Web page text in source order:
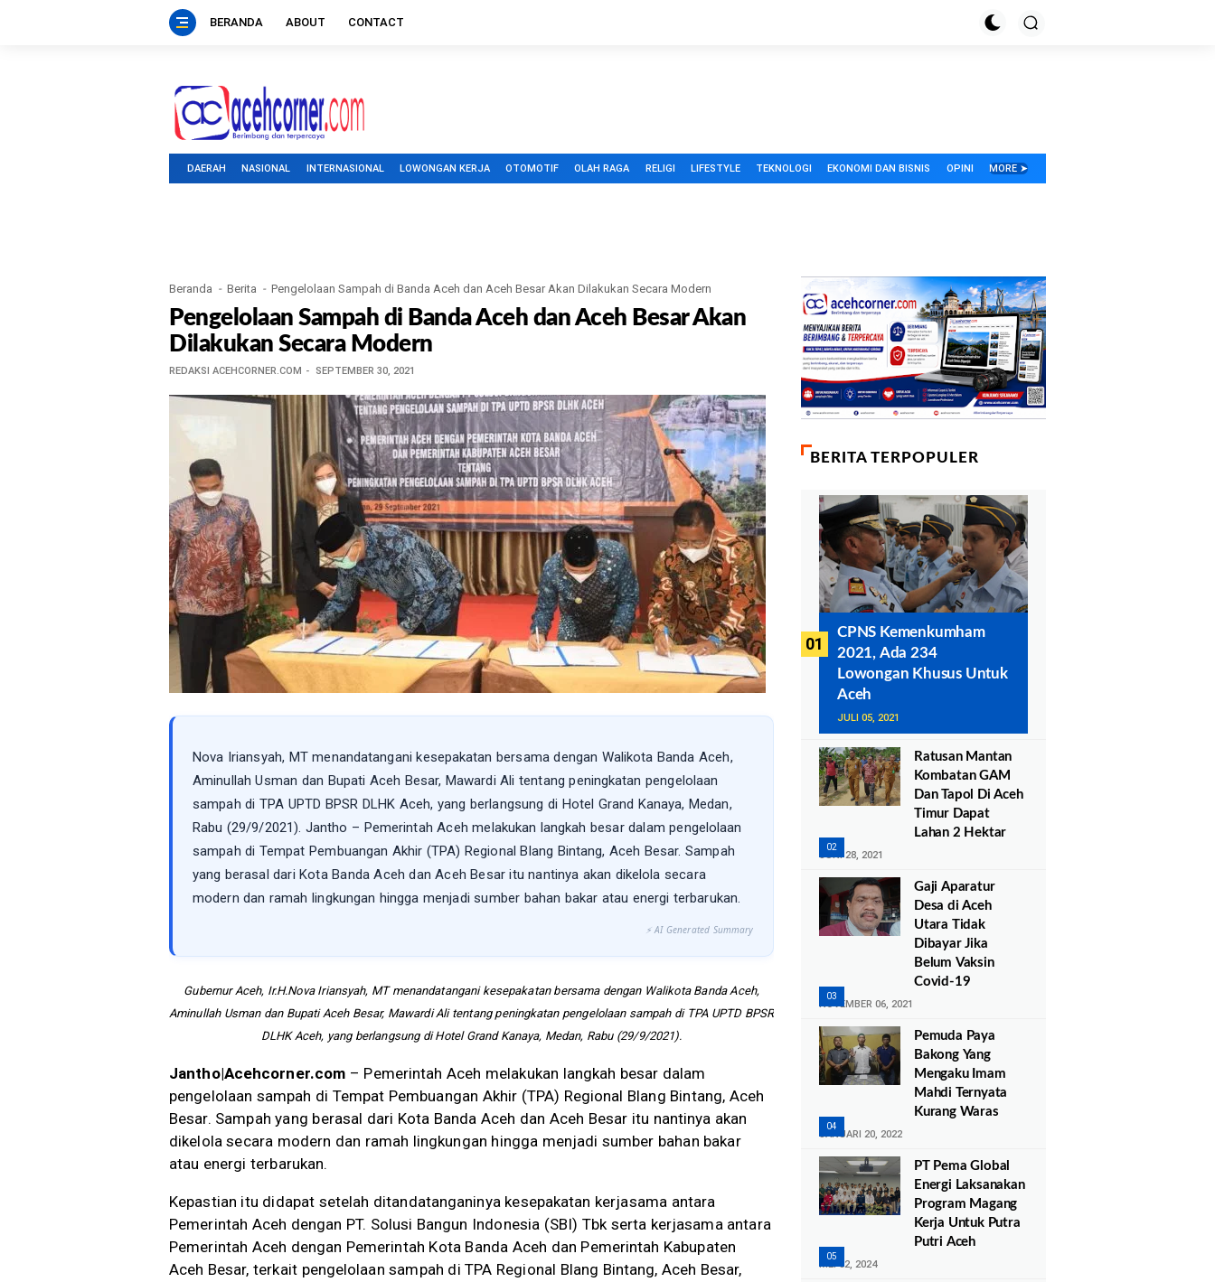
BERANDA ABOUT CONTACT
DAERAH NASIONAL INTERNASIONAL LOWONGAN KERJA OTOMOTIF OLAH RAGA RELIGI LIFESTYLE TEKNOLOGI EKONOMI DAN BISNIS OPINI MORE ➤
Beranda Berita Pengelolaan Sampah di Banda Aceh dan Aceh Besar Akan Dilakukan Secara Modern
Pengelolaan Sampah di Banda Aceh dan Aceh Besar Akan
Dilakukan Secara Modern
REDAKSI ACEHCORNER.COM SEPTEMBER 30, 2021
Nova Iriansyah, MT menandatangani kesepakatan bersama dengan Walikota Banda Aceh,
Aminullah Usman dan Bupati Aceh Besar, Mawardi Ali tentang peningkatan pengelolaan
sampah di TPA UPTD BPSR DLHK Aceh, yang berlangsung di Hotel Grand Kanaya, Medan,
Rabu (29/9/2021). Jantho – Pemerintah Aceh melakukan langkah besar dalam pengelolaan
sampah di Tempat Pembuangan Akhir (TPA) Regional Blang Bintang, Aceh Besar. Sampah
yang berasal dari Kota Banda Aceh dan Aceh Besar itu nantinya akan dikelola secara
modern dan ramah lingkungan hingga menjadi sumber bahan bakar atau energi terbarukan.
⚡ AI Generated Summary
Gubernur Aceh, Ir.H.Nova Iriansyah, MT menandatangani kesepakatan bersama dengan Walikota Banda Aceh,
Aminullah Usman dan Bupati Aceh Besar, Mawardi Ali tentang peningkatan pengelolaan sampah di TPA UPTD BPSR
DLHK Aceh, yang berlangsung di Hotel Grand Kanaya, Medan, Rabu (29/9/2021).
Jantho|Acehcorner.com – Pemerintah Aceh melakukan langkah besar dalam
pengelolaan sampah di Tempat Pembuangan Akhir (TPA) Regional Blang Bintang, Aceh
Besar. Sampah yang berasal dari Kota Banda Aceh dan Aceh Besar itu nantinya akan
dikelola secara modern dan ramah lingkungan hingga menjadi sumber bahan bakar
atau energi terbarukan.
Kepastian itu didapat setelah ditandatanganinya kesepakatan kerjasama antara
Pemerintah Aceh dengan PT. Solusi Bangun Indonesia (SBI) Tbk serta kerjasama antara
Pemerintah Aceh dengan Pemerintah Kota Banda Aceh dan Pemerintah Kabupaten
Aceh Besar, terkait pengelolaan sampah di TPA Regional Blang Bintang, Aceh Besar,
BERITA TERPOPULER
CPNS Kemenkumham
2021, Ada 234
Lowongan Khusus Untuk
Aceh
JULI 05, 2021
Ratusan Mantan
Kombatan GAM
Dan Tapol Di Aceh
Timur Dapat
Lahan 2 Hektar
JUNI 28, 2021
Gaji Aparatur
Desa di Aceh
Utara Tidak
Dibayar Jika
Belum Vaksin
Covid-19
NOVEMBER 06, 2021
Pemuda Paya
Bakong Yang
Mengaku Imam
Mahdi Ternyata
Kurang Waras
JANUARI 20, 2022
PT Pema Global
Energi Laksanakan
Program Magang
Kerja Untuk Putra
Putri Aceh
MEI 02, 2024